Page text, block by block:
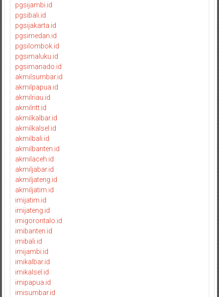
pgsijambi.id
pgsibali.id
pgsijakarta.id
pgsimedan.id
pgsilombok.id
pgsimaluku.id
pgsimanado.id
akmilsumbar.id
akmilpapua.id
akmilriau.id
akmilntt.id
akmilkalbar.id
akmilkalsel.id
akmilbali.id
akmilbanten.id
akmilaceh.id
akmiljabar.id
akmiljateng.id
akmiljatim.id
imijatim.id
imijateng.id
imigorontalo.id
imibanten.id
imibali.id
imijambi.id
imikalbar.id
imikalsel.id
imipapua.id
imisumbar.id